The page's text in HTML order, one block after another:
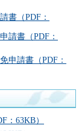
書（PDF：
請書（PDF：
申請書（PDF：
：63KB）